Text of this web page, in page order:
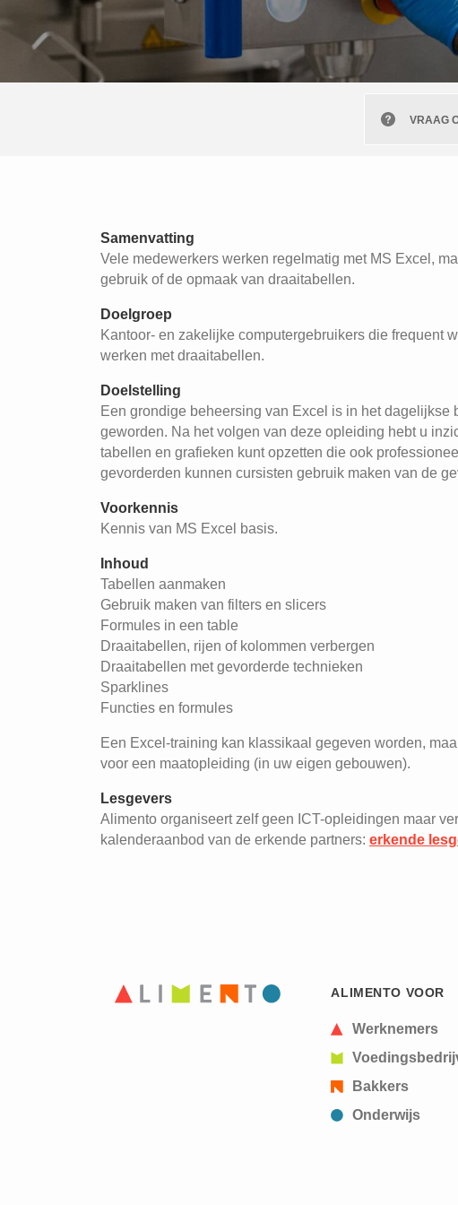
VRAAG
Samenvatting
Vele medewerkers werken regelmatig met MS Excel,
gebruik of de opmaak van draaitabellen.
Doelgroep
Kantoor- en zakelijke computergebruikers die frequent
werken met draaitabellen.
Doelstelling
Een grondige beheersing van Excel is in het dagelijkse
geworden. Na het volgen van deze opleiding hebt u
tabellen en grafieken kunt opzetten die ook
gevorderden kunnen cursisten gebruik maken van de
Voorkennis
Kennis van MS Excel basis.
Inhoud
Tabellen aanmaken
Gebruik maken van filters en slicers
Formules in een table
Draaitabellen, rijen of kolommen verbergen
Draaitabellen met gevorderde technieken
Sparklines
Functies en formules
Een Excel-training kan klassikaal gegeven worden,
voor een maatopleiding (in uw eigen gebouwen).
Lesgevers
Alimento organiseert zelf geen ICT-opleidingen maar
kalenderaanbod van de erkende partners: erkende
ALIMENTO VOOR
Werknemers
Bakkers
Onderwijs